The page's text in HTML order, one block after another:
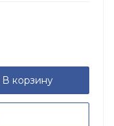
В корзину